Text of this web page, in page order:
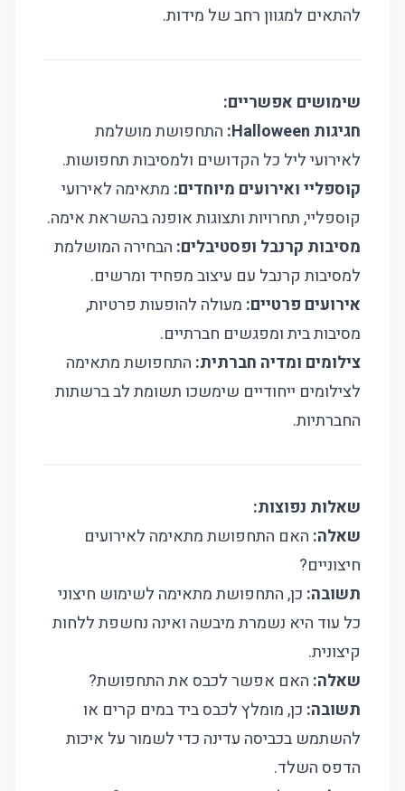
להתאים למגוון רחב של מידות.
שימושים אפשריים:
חגיגות Halloween:
התחפושת מושלמת
לאירועי ליל כל הקדושים ולמסיבות תחפושות.
קוספליי ואירועים מיוחדים: מתאימה לאירועי
קוספליי, תחרויות ותצוגות אופנה בהשראת אימה.
מסיבות קרנבל ופסטיבלים: הבחירה המושלמת
למסיבות קרנבל עם עיצוב מפחיד ומרשים.
אירועים פרטיים: מעולה להופעות פרטיות,
מסיבות בית ומפגשים חברתיים.
צילומים ומדיה חברתית: התחפושת מתאימה
לצילומים ייחודיים שימשכו תשומת לב ברשתות
החברתיות.
שאלות נפוצות:
שאלה: האם התחפושת מתאימה לאירועים
חיצוניים?
תשובה: כן, התחפושת מתאימה לשימוש חיצוני
כל עוד היא נשמרת מיבשה ואינה נחשפת ללחות
קיצונית.
שאלה: האם אפשר לכבס את התחפושת?
תשובה: כן, מומלץ לכבס ביד במים קרים או
להשתמש בכביסה עדינה כדי לשמור על איכות
הדפס השלד.